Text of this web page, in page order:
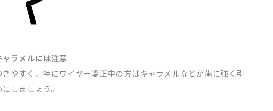
ラメルには注意
やすく、特にワイヤー矯正中の方はキャラメルなどが歯に強く引
しましょう。